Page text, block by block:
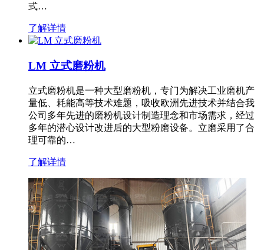
式…
了解详情
LM 立式磨粉机
立式磨粉机是一种大型磨粉机，专门为解决工业磨机产
量低、耗能高等技术难题，吸收欧洲先进技术并结合我
公司多年先进的磨粉机设计制造理念和市场需求，经过
多年的潜心设计改进后的大型粉磨设备。立磨采用了合
理可靠的…
了解详情